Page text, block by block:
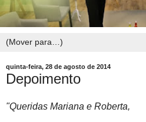
quinta-feira, 28 de agosto de 2014
Depoimento
"Queridas Mariana e Roberta,